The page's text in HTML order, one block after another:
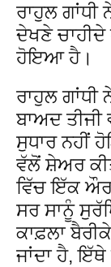
ਰਾਹੁਲ ਗਾਂਧੀ
ਦੇਖਣੇ
ਹੋਇਆ ਹੈ।
ਰਾਹੁਲ
ਬਾਅਦ
ਸੁਧਾਰ ਨਹੀਂ
ਵੱਲੋਂ ਸ਼ੇਅਰ
ਵਿੱਚ ਇੱਕ
ਸਰ ਸਾਨੂੰ
ਕਾਫ਼ਲਾ
ਜਾਂਦਾ ਹੈ,